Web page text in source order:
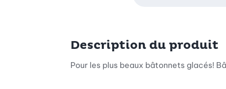
Description du produit
Pour les plus beaux bâtonnets glacés!